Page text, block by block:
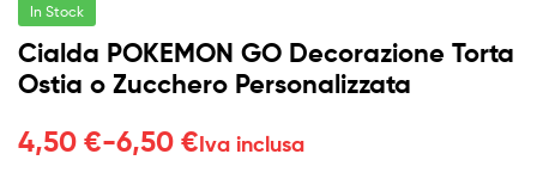
In Stock
Cialda POKEMON GO Decorazione Torta
Ostia o Zucchero Personalizzata
4,50 €-6,50 €
Fascia
Iva inclusa